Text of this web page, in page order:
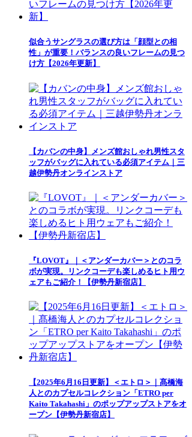
似合うサングラスの選び方は「顔型との相
性」が重要！バランスの良いフレームの見つ
け方【2026年更新】
【カバンの中身】メンズ館おしゃれ男性スタ
ッフがバッグに入れている必須アイテム｜三
越伊勢丹オンラインストア
『LOVOT』｜＜アンダーカバー＞とのコラ
ボが実現。リンクコーデも楽しめるヒト用ウ
ェアもご紹介！【伊勢丹新宿店】
【2025年6月16日更新】＜エトロ＞｜髙橋海
人とのカプセルコレクション「ETRO per
Kaito Takahashi」のポップアップストアをオ
ープン【伊勢丹新宿店】